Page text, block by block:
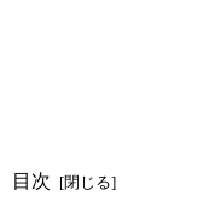
目次